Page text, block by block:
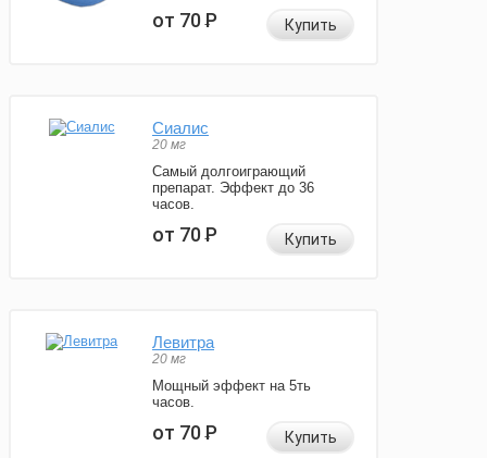
от 70Р Купить
Сиалис
20 мг
Самый долгоиграющий
препарат. Эффект до 36
часов.
от 70Р Купить
Левитра
20 мг
Мощный эффект на 5ть
часов.
от 70Р Купить